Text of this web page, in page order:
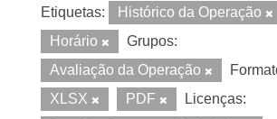
Etiquetas:
Histórico da Operação
Horário
Grupos:
Avaliação da Operação
XLSX
PDF
Licenças: